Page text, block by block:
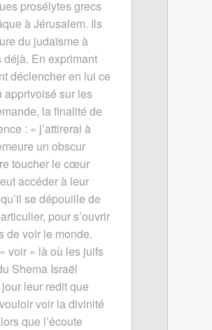
prosélytes grecs
à Jérusalem. Ils
du judaïsme à
déjà. En exprimant
déclencher en lui ce
apprivoisé sur les
la finalité de
: « j’attirerai à
un obscur
toucher le cœur
accéder à leur
se dépouille de
pour s’ouvrir
de voir le monde.
voir » là où les juifs
Shema Israël
leur redit que
voir la divinité
que l’écoute